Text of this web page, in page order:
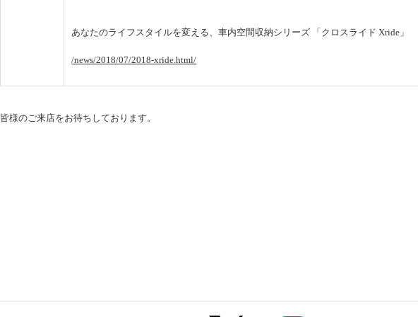
あなたのライフスタイルを変える、車内空間収納シリーズ 「クロスライド Xride」
/news/2018/07/2018-xride.html/
皆様のご来店をお待ちしております。